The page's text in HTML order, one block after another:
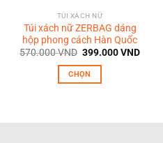
TÚI XÁCH NỮ
Túi xách nữ ZERBAG dáng
hộp phong cách Hàn Quốc
570.000VND Giá
là:
570.000 VND.
399.000VNDGiá
CHỌN